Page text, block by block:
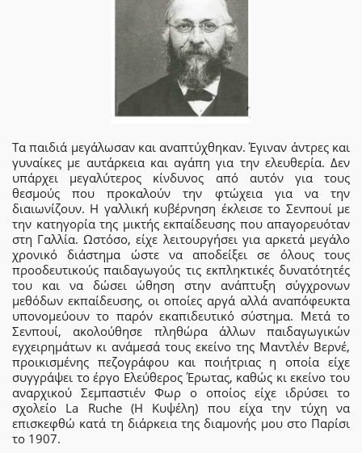
Τα παιδιά μεγάλωσαν και αναπτύχθηκαν. Έγιναν άντρες και
γυναίκες με αυτάρκεια και αγάπη για την ελευθερία. Δεν
υπάρχει μεγαλύτερος κίνδυνος από αυτόν για τους
θεσμούς που προκαλούν την φτώχεια για να την
διαιωνίζουν. Η γαλλική κυβέρνηση έκλεισε το Σενπουί με
την κατηγορία της μικτής εκπαίδευσης που απαγορευόταν
στη Γαλλία. Ωστόσο, είχε λειτουργήσει για αρκετά μεγάλο
χρονικό διάστημα ώστε να αποδείξει σε όλους τους
προοδευτικούς παιδαγωγούς τις εκπληκτικές δυνατότητές
του και να δώσει ώθηση στην ανάπτυξη σύγχρονων
μεθόδων εκπαίδευσης, οι οποίες αργά αλλά αναπόφευκτα
υπονομεύουν το παρόν εκαπιδευτικό σύστημα. Μετά το
Σενπουί, ακολούθησε πληθώρα άλλων παιδαγωγικών
εγχειρημάτων κι ανάμεσά τους εκείνο της Μαντλέν Βερνέ,
προικισμένης πεζογράφου και ποιήτριας η οποία είχε
συγγράψει το έργο Ελεύθερος Έρωτας, καθώς κι εκείνο του
αναρχικού Σεμπαστιέν Φωρ ο οποίος είχε ιδρύσει το
σχολείο La Ruche (Η Κυψέλη) που είχα την τύχη να
επισκεφθώ κατά τη διάρκεια της διαμονής μου στο Παρίσι
το 1907.